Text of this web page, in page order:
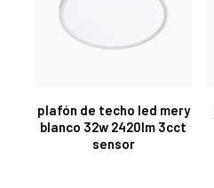
plafón de techo led mery
blanco 32w 2420lm 3cct
sensor